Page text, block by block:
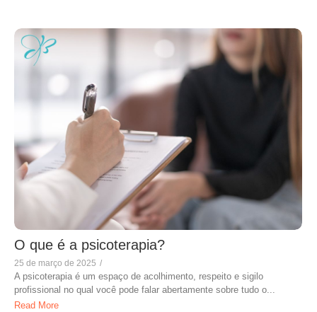
O que é a psicoterapia?
25 de março de 2025 /
A psicoterapia é um espaço de acolhimento, respeito e sigilo
profissional no qual você pode falar abertamente sobre tudo o...
Read More